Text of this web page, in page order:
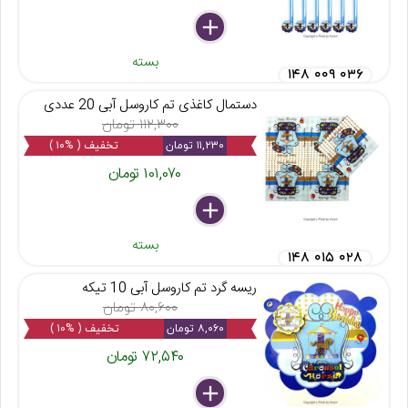
delete
remove
add
بسته
۱۴۸ ۰۰۹ ۰۳۶
دستمال کاغذی تم کاروسل آبی 20 عددی
۱۱۲,۳۰۰ تومان
۱۱,۲۳۰ تومان تخفیف ( %۱۰ )
۱۰۱,۰۷۰ تومان
delete
remove
add
بسته
۱۴۸ ۰۱۵ ۰۲۸
ریسه گرد تم کاروسل آبی 10 تیکه
۸۰,۶۰۰ تومان
۸,۰۶۰ تومان تخفیف ( %۱۰ )
۷۲,۵۴۰ تومان
delete
remove
add